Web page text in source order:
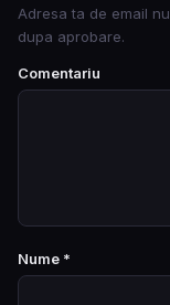
Adresa ta de email
dupa aprobare.
Comentariu
Nume *